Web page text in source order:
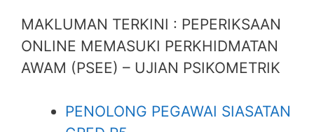
MAKLUMAN TERKINI : PEPERIKSAAN
ONLINE MEMASUKI PERKHIDMATAN
AWAM (PSEE) – UJIAN PSIKOMETRIK
PENOLONG PEGAWAI SIASATAN